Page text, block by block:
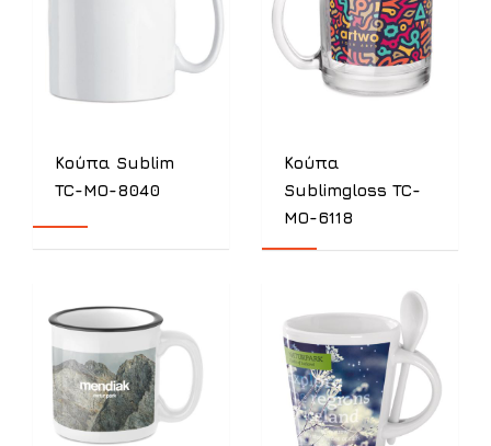
Κούπα Sublim
TC-MO-8040
Κούπα
Sublimgloss TC-
MO-6118